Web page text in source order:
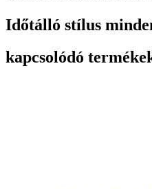
Időtálló stílus
kapcsolódó